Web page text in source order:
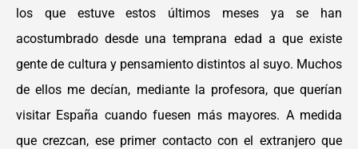
los que estuve estos últimos meses ya se han
acostumbrado desde una temprana edad a que existe
gente de cultura y pensamiento distintos al suyo. Muchos
de ellos me decían, mediante la profesora, que querían
visitar España cuando fuesen más mayores. A medida
que crezcan, ese primer contacto con el extranjero que